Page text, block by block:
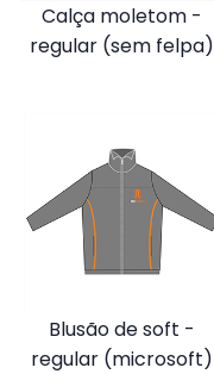
Calça moletom -
regular (sem felpa)
Blusão de soft -
regular (microsoft)